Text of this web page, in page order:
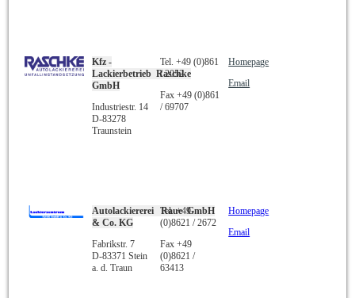
Kfz -
Lackierbetrieb Raschke
GmbH
Industriestr. 14
D-83278
Traunstein
Tel. +49 (0)861
/ 2052
Fax +49 (0)861
/ 69707
Homepage
Email
Autolackiererei Raue GmbH
& Co. KG
Fabrikstr. 7
D-83371 Stein
a. d. Traun
Tel. +49
(0)8621 / 2672
Fax +49
(0)8621 /
63413
Homepage
Email